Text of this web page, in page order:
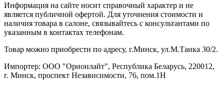
Информация на сайте носит справочный характер и не
является публичной офертой. Для уточнения стоимости и
наличия товара в салоне, связывайтесь с консультантами по
указанным в контактах телефонам.
Товар можно приобрести по адресу, г.Минск, ул.М.Танка 30/2.
Импортер: ООО "Орионлайт", Республика Беларусь, 220012,
г. Минск, проспект Независимости, 76, пом.1Н